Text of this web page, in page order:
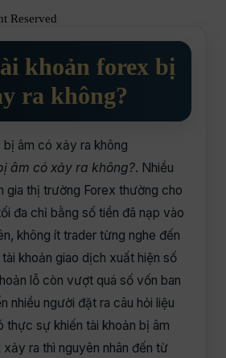
Reserved
khoản forex bị
ra không?
âm có xảy ra không?. Nhiều
gia thị trường Forex thường cho
đa chỉ bằng số tiền đã nạp vào
không ít trader từng nghe đến
khoản giao dịch xuất hiện số
lỗ còn vượt quá số vốn ban
nhiều người đặt ra câu hỏi liệu
thực sự khiến tài khoản bị âm
xảy ra thì nguyên nhân đến từ